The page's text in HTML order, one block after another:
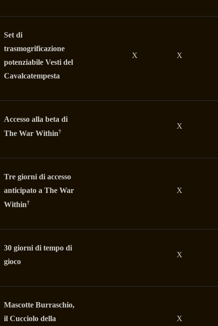
Set di
trasmogrificazione
potenziabile Vesti del
Cavalcatempesta
X X
Accesso alla beta di
The War Within†
X
Tre giorni di accesso
anticipato a The War
Within†
X
30 giorni di tempo di
gioco
X
Mascotte Burraschio,
il Cucciolo della
X